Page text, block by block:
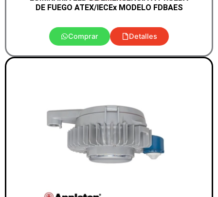
DE FUEGO ATEX/IECEx MODELO FDBAES
Comprar Detalles